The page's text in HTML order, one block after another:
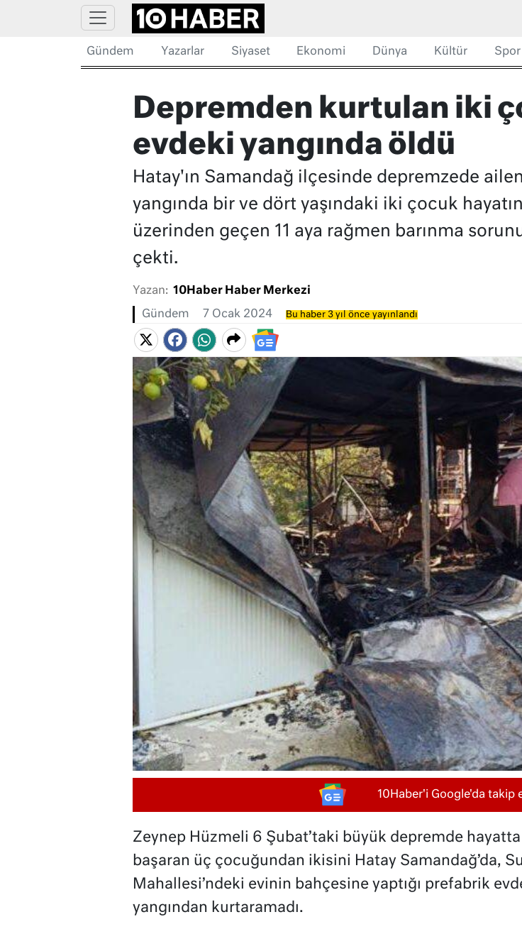
Gündem Yazarlar Siyaset Ekonomi Dünya Kültür Spor
Depremden kurtulan iki
evdeki yangında öldü
Hatay'ın Samandağ ilçesinde depremzede
yangında bir ve dört yaşındaki iki çocuk
üzerinden geçen 11 aya rağmen barınma
çekti.
Yazan: 10Haber Haber Merkezi
Gündem 7 Ocak 2024 Bu haber 3 yıl önce yayınlandı
10Haber'i Google'da takip
Zeynep Hüzmeli 6 Şubat’taki büyük depremde hayatta
başaran üç çocuğundan ikisini Hatay Samandağ’da,
Mahallesi’ndeki evinin bahçesine yaptığı prefabrik
yangından kurtaramadı.